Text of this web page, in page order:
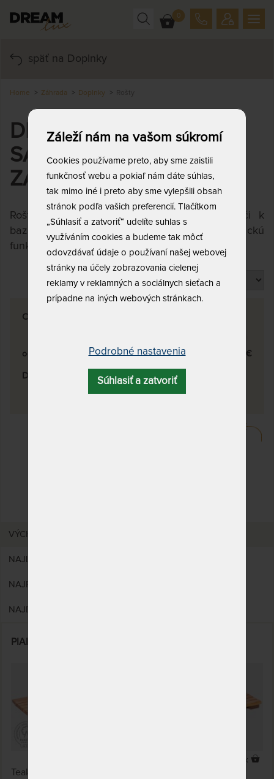
0
späť na Doplnky
Home Záhrada Doplnky
DREVENÉ ROŠTY DO
SAUNY, SPRCHY A
ZÁHRADY
Rošty vhodné do sauny, kúpelne, záhrady, či k
bazénu. Sú veľmi praktické a zároveň plnia estetickú
funkciu.
Produktov na stránku
Cena
od €
Dostupnosť a doprava
VÝCHODZÍ
NAJLACNEJŠÍ
NAJPREDÁVANEJŠÍ
NAJDRAHŠÍ
PIANO - rošt z teaku 100 x 60 cm
4 x
Teakový rošt 100 x 60 cm.
Záleží nám na vašom súkromí
Cookies používame preto, aby sme zaistili
funkčnosť webu a pokiaľ nám dáte súhlas,
tak mimo iné i preto aby sme vylepšili obsah
stránok podľa vašich preferencií. Tlačítkom
„Súhlasiť a zatvoriť“ udelíte suhlas s
využíváním cookies a budeme tak môcť
odovzdávať údaje o používaní našej webovej
stránky na účely zobrazovania cielenej
reklamy v reklamných a sociálnych sieťach a
prípadne na iných webových stránkach.
Podrobné nastavenia
Súhlasiť a zatvoriť